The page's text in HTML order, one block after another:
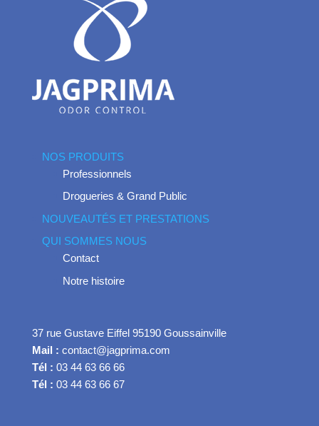
NOS PRODUITS
Professionnels
Drogueries & Grand Public
NOUVEAUTÉS ET PRESTATIONS
QUI SOMMES NOUS
Contact
Notre histoire
37 rue Gustave Eiffel 95190 Goussainville
Mail : contact@jagprima.com
Tél : 03 44 63 66 66
Tél : 03 44 63 66 67